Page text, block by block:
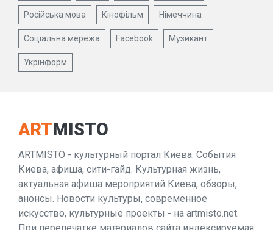
Російська мова Кінофільм Німеччина
Соціальна мережа Facebook Музикант
Укрінформ
ARTMISTO
ARTMISTO - культурный портал Киева. События
Киева, афиша, сити-гайд. Культурная жизнь,
актуальная афиша мероприятий Киева, обзоры,
анонсы. Новости культуры, современное
искусство, культурные проекты - на artmisto.net.